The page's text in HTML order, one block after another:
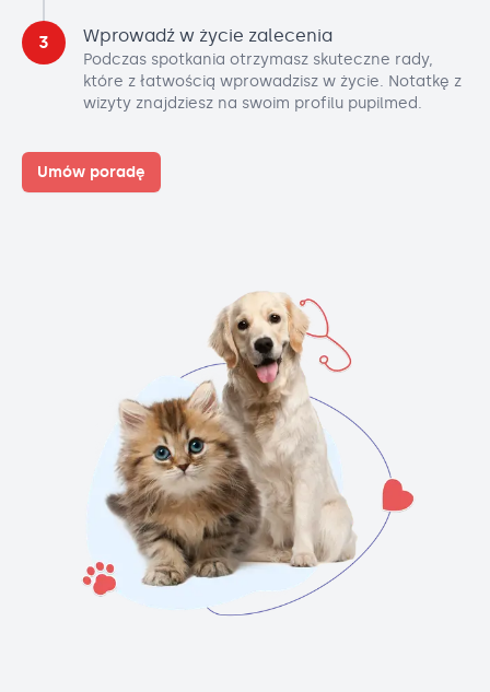
3 Wprowadź w życie zalecenia
Podczas spotkania otrzymasz skuteczne rady,
które z łatwością wprowadzisz w życie. Notatkę z
wizyty znajdziesz na swoim profilu pupilmed.
Umów poradę